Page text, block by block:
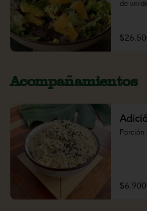
de
Acompañamientos
Porción
$6.900